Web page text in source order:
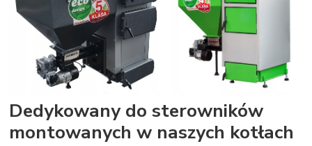
Dedykowany do sterowników
montowanych w naszych kotłach